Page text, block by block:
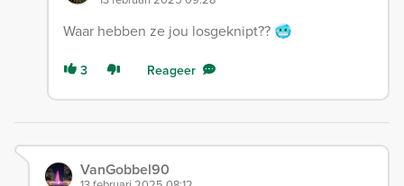
Waar hebben ze jou losgeknipt?? 🥶
3 Reageer
VanGobbel90